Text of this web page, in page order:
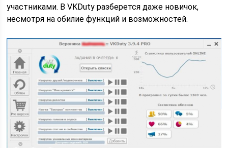
участниками. В VKDuty разберется даже новичок,
несмотря на обилие функций и возможностей.